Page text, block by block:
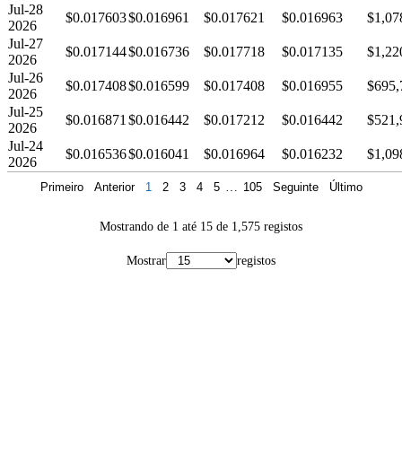
Jul-28
2026
$0.017603$0.016961 $0.017621 $0.016963
Jul-27
2026
$0.017144$0.016736 $0.017718 $0.017135
Jul-26
2026
$0.017408$0.016599 $0.017408 $0.016955
Jul-25
2026
$0.016871 $0.016442 $0.017212 $0.016442
Jul-24
2026
$0.016536$0.016041 $0.016964 $0.016232
Mostrando de 1 até 15 de 1,575 registos
Mostrar registos
Primeiro Anterior 1 2 3 4 5 105 Seguinte Último